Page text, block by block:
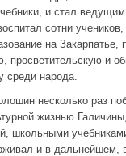
и стал
сотни
на Закарпатье,
просветительскую и
среди народа.
несколько раз
жизнью
школьными
и в дальнейшем,